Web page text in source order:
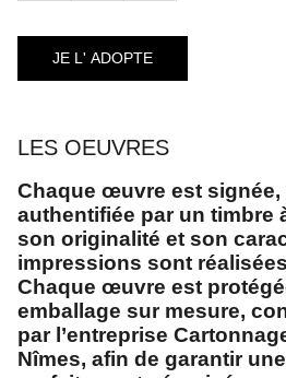
JE L' ADOPTE
LES OEUVRES
Chaque œuvre est signée,
authentifiée par un timbre
son originalité et son
impressions sont
Chaque œuvre est
emballage sur mesure,
par l’entreprise
Nîmes, afin de garantir